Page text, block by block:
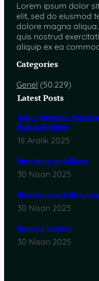
Lorem ipsum dolor
elit, sed do eiusmod
dolore magna
quis nostrud
aliquip ex ea
Categories
Genel (50.229)
Latest Posts
Salon Merkezi:
Bakım Rehberi
18 Aralık 2025
öğretmen sertifikası
30 Nisan 2025
öğretmen sertifika
30 Nisan 2025
öğretici belgesi
30 Nisan 2025